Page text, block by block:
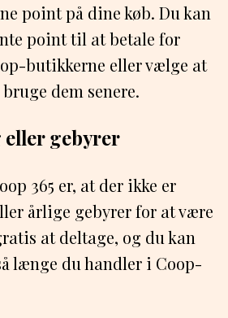
point på dine køb. Du kan
point til at betale for
butikkerne eller vælge at
dem senere.
gebyrer
365 er, at der ikke er
årlige gebyrer for at være
at deltage, og du kan
længe du handler i Coop-